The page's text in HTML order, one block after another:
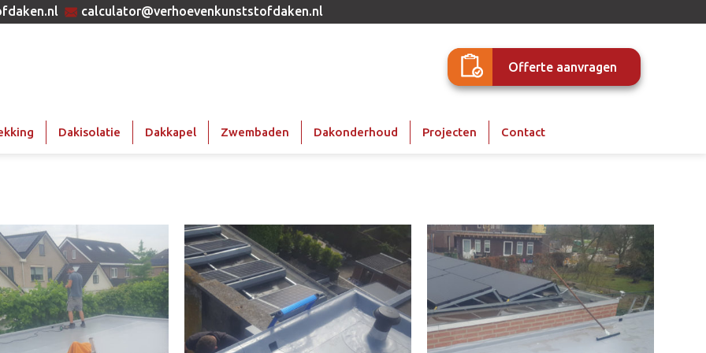
calculator@verhoevenkunststofdaken.nl
Offerte aanvragen
Dakisolatie Dakkapel Zwembaden Dakonderhoud Projecten Contact